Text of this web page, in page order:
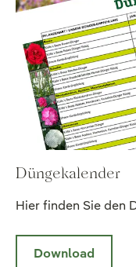
Düngekalender
Hier finden Sie den
Download